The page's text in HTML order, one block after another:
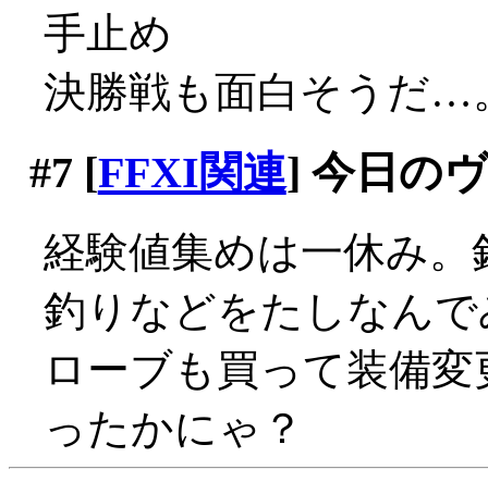
手止め
決勝戦も面白そうだ…
#7 [FFXI関連] 今日の
経験値集めは一休み
釣りなどをたしなん
ローブも買って装備
ったかにゃ？